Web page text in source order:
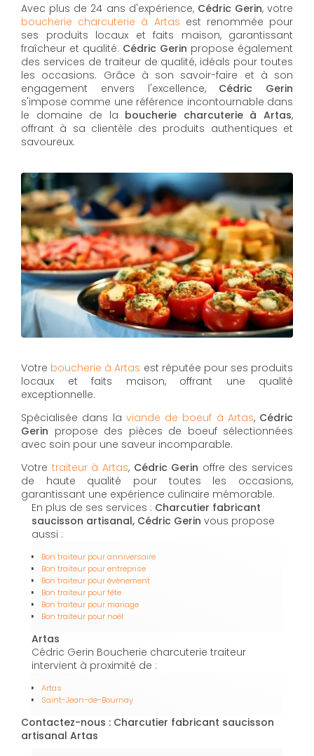
Avec plus de 24 ans d'expérience, Cédric Gerin, votre
boucherie charcuterie à Artas est renommée pour
ses produits locaux et faits maison, garantissant
fraîcheur et qualité. Cédric Gerin propose également
des services de traiteur de qualité, idéals pour toutes
les occasions. Grâce à son savoir-faire et à son
engagement envers l'excellence, Cédric Gerin
s'impose comme une référence incontournable dans
le domaine de la boucherie charcuterie à Artas,
offrant à sa clientèle des produits authentiques et
savoureux.
Votre boucherie à Artas est réputée pour ses produits
locaux et faits maison, offrant une qualité
exceptionnelle.
Spécialisée dans la viande de boeuf à Artas, Cédric
Gerin propose des pièces de boeuf sélectionnées
avec soin pour une saveur incomparable.
Votre traiteur à Artas, Cédric Gerin offre des services
de haute qualité pour toutes les occasions,
garantissant une expérience culinaire mémorable.
En plus de ses services : Charcutier fabricant
saucisson artisanal, Cédric Gerin vous propose
aussi :
Bon traiteur pour anniversaire
Bon traiteur pour entreprise
Bon traiteur pour événement
Bon traiteur pour fête
Bon traiteur pour mariage
Bon traiteur pour noël
Artas
Cédric Gerin Boucherie charcuterie traiteur
intervient à proximité de :
Artas
Saint-Jean-de-Bournay
Contactez-nous : Charcutier fabricant saucisson
artisanal Artas